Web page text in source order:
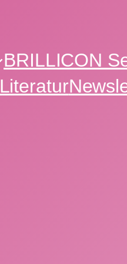
BRILLICON
Literatur